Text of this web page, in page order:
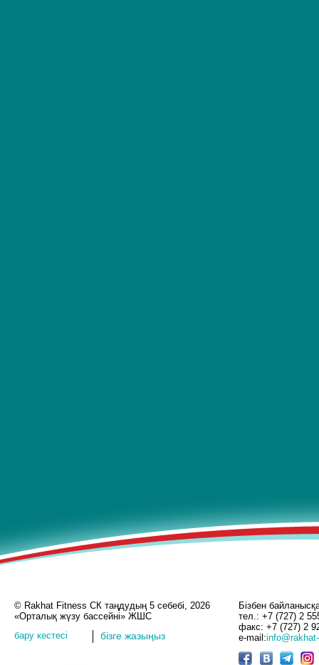
© Rakhat Fitness СК таңдудың 5 себебі, 2026
«Орталық жүзу бассейні» ЖШС
бару кестесі
бізге жазыңыз
Бізбен
тел.: +7 (727) 2
факс: +7 (727) 2
e-mail: